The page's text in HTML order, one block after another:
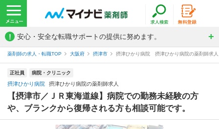
! 安心・安全な転職サポートの提供に努めます。
薬剤師の求人・転職TOP 大阪府 摂津市 摂津ひかり病院 摂津ひかり病院の薬剤師求人
正社員 病院・クリニック
摂津ひかり病院 摂津ひかり病院の薬剤師求人
【摂津市／ＪＲ東海道線】病院での勤務未経験の方
や、ブランクから復帰される方も相談可能です。